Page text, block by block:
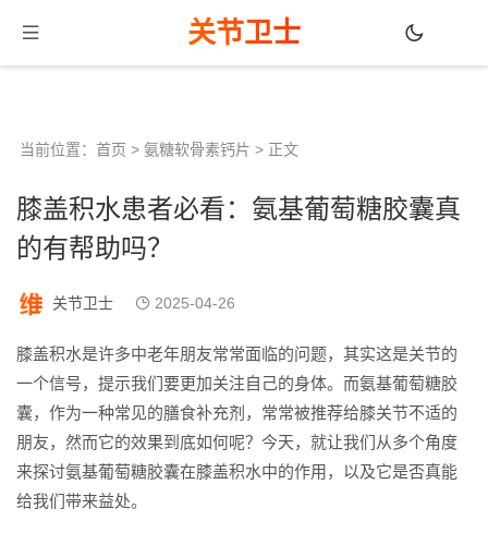
关节卫士
当前位置： 首页 > 氨糖软骨素钙片 > 正文
膝盖积水患者必看：氨基葡萄糖胶囊真
的有帮助吗？
关节卫士 2025-04-26
膝盖积水是许多中老年朋友常常面临的问题，其实这是关节的
一个信号，提示我们要更加关注自己的身体。而氨基葡萄糖胶
囊，作为一种常见的膳食补充剂，常常被推荐给膝关节不适的
朋友，然而它的效果到底如何呢？今天，就让我们从多个角度
来探讨氨基葡萄糖胶囊在膝盖积水中的作用，以及它是否真能
给我们带来益处。